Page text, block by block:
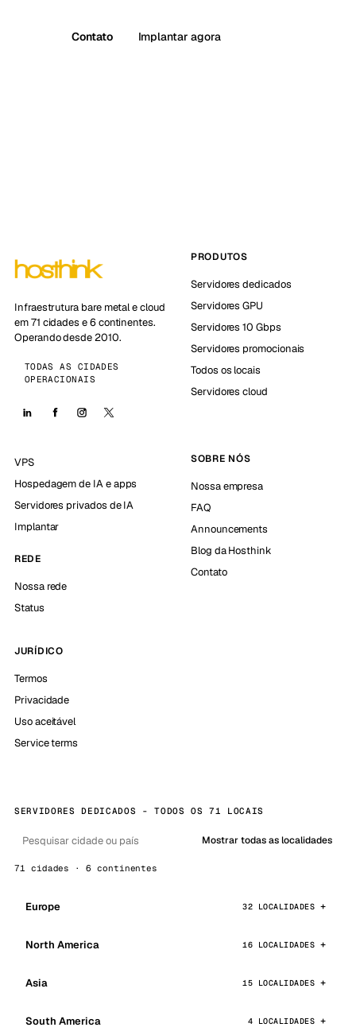
Contato Implantar agora
Infraestrutura bare metal e cloud
em 71 cidades e 6 continentes.
Operando desde 2010.
TODAS AS CIDADES
OPERACIONAIS
PRODUTOS
Servidores dedicados
Servidores GPU
Servidores 10 Gbps
Servidores promocionais
Todos os locais
Servidores cloud
VPS
Hospedagem de IA e apps
Servidores privados de IA
Implantar
REDE
Nossa rede
Status
SOBRE NÓS
Nossa empresa
FAQ
Announcements
Blog da Hosthink
Contato
JURÍDICO
Termos
Privacidade
Uso aceitável
Service terms
SERVIDORES DEDICADOS - TODOS OS 71 LOCAIS
Mostrar todas as localidades
71 cidades · 6 continentes
Europe 32 LOCALIDADES
North America 16 LOCALIDADES
Asia 15 LOCALIDADES
South America 4 LOCALIDADES